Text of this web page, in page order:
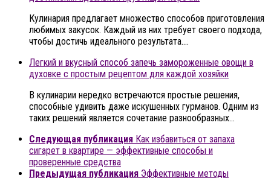
Кулинария предлагает множество способов приготовления
любимых закусок. Каждый из них требует своего подхода,
чтобы достичь идеального результата….
Легкий и вкусный способ запечь замороженные овощи в
духовке с простым рецептом для каждой хозяйки
В кулинарии нередко встречаются простые решения,
способные удивить даже искушенных гурманов. Одним из
таких решений является сочетание разнообразных…
Следующая публикация Как избавиться от запаха
сигарет в квартире — эффективные способы и
проверенные средства
Предыдущая публикация Эффективные методы